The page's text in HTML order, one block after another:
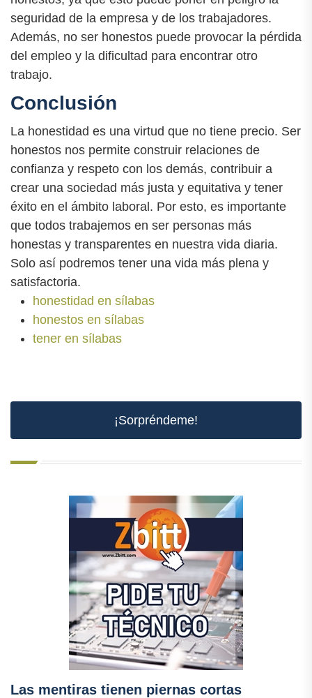
seguridad de la empresa y de los trabajadores.
Además, no ser honestos puede provocar la pérdida
del empleo y la dificultad para encontrar otro
trabajo.
Conclusión
La honestidad es una virtud que no tiene precio. Ser
honestos nos permite construir relaciones de
confianza y respeto con los demás, contribuir a
crear una sociedad más justa y equitativa y tener
éxito en el ámbito laboral. Por esto, es importante
que todos trabajemos en ser personas más
honestas y transparentes en nuestra vida diaria.
Solo así podremos tener una vida más plena y
satisfactoria.
honestidad en sílabas
honestos en sílabas
tener en sílabas
¡Sorpréndeme!
Las mentiras tienen piernas cortas